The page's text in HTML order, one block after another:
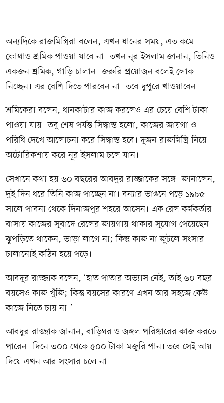
অন্যদিকে রাজমিস্ত্রিরা বলেন, এখন ধানের সময়, এত কমে
কোথাও শ্রমিক পাওয়া যাবে না। তখন নূর ইসলাম জানান, তিনিও
একজন শ্রমিক, গাড়ি চালান। জরুরি প্রয়োজন বলেই লোক
নিচ্ছেন। এর বেশি দিতে পারবেন না। তবে দুপুরে খাওয়াবেন।
শ্রমিকেরা বলেন, ধানকাটার কাজ করলেও এর চেয়ে বেশি টাকা
পাওয়া যায়। তবু শেষ পর্যন্ত সিদ্ধান্ত হলো, কাজের জায়গা ও
পরিধি দেখে আলোচনা করে সিদ্ধান্ত হবে। দুজন রাজমিস্ত্রি নিয়ে
অটোরিকশায় করে নূর ইসলাম চলে যান।
সেখানে কথা হয় ৬০ বছরের আবদুর রাজ্জাকের সঙ্গে। জানালেন,
দুই দিন ধরে তিনি কাজ পাচ্ছেন না। বন্যার ভাঙনে পড়ে ১৯৮৫
সালে পাবনা থেকে দিনাজপুর শহরে আসেন। এক রেল কর্মকর্তার
বাসায় কাজের সুবাদে রেলের জায়গায় থাকার সুযোগ পেয়েছেন।
ঝুপড়িতে থাকেন, ভাড়া লাগে না; কিন্তু কাজ না জুটলে সংসার
চালানোই কঠিন হয়ে পড়ে।
আবদুর রাজ্জাক বলেন, ‘হাত পাতার অভ্যাস নেই, তাই ৬০ বছর
বয়সেও কাজ খুঁজি; কিন্তু বয়সের কারণে এখন আর সহজে কেউ
কাজে নিতে চায় না।’
আবদুর রাজ্জাক জানান, বাড়িঘর ও জঙ্গল পরিষ্কারের কাজ করতে
পারেন। দিনে ৩০০ থেকে ৫০০ টাকা মজুরি পান। তবে সেই আয়
দিয়ে এখন আর সংসার চলে না।